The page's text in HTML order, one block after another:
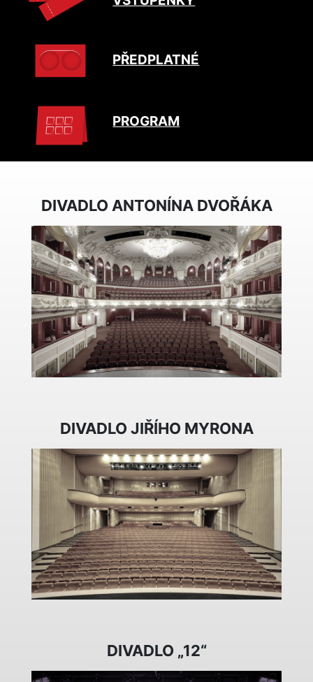
PŘEDPLATNÉ
PROGRAM
DIVADLO ANTONÍNA DVOŘÁKA
DIVADLO JIŘÍHO MYRONA
DIVADLO „12“